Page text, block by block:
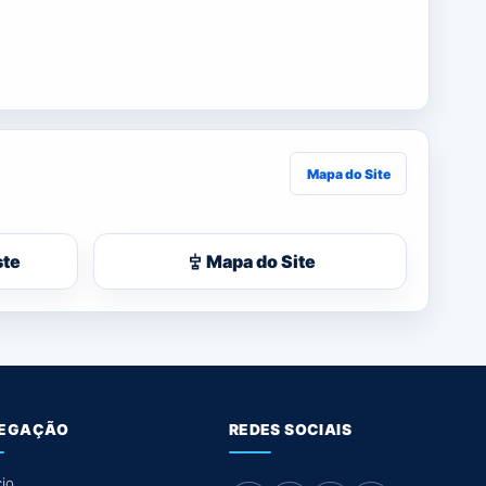
Mapa do Site
Mapa do Site
REDES SOCIAIS